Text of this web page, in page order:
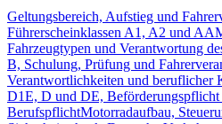
Geltungsbereich, Aufstieg und
Führerscheinklassen A1, A2 und A
Fahrzeugtypen und Verantwortung
B, Schulung, Prüfung und
Verantwortlichkeiten und beruflicher
D1E, D und DE, Beförderungspflicht
BerufspflichtMotorradaufbau,